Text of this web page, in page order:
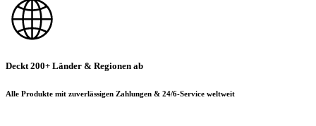
Deckt 200+ Länder & Regionen ab
Alle Produkte mit zuverlässigen Zahlungen & 24/6-Service weltweit